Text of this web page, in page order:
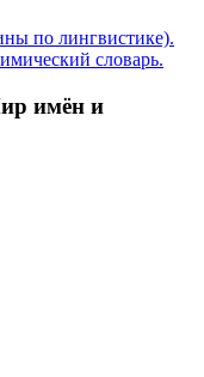
по лингвистике).
словарь.
имён и